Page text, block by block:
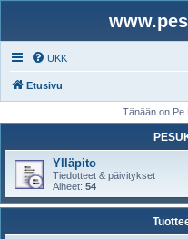
UKK
Etusivu
Tänään on Pe
Ylläpito
Tiedotteet & päivitykset
Aiheet: 54